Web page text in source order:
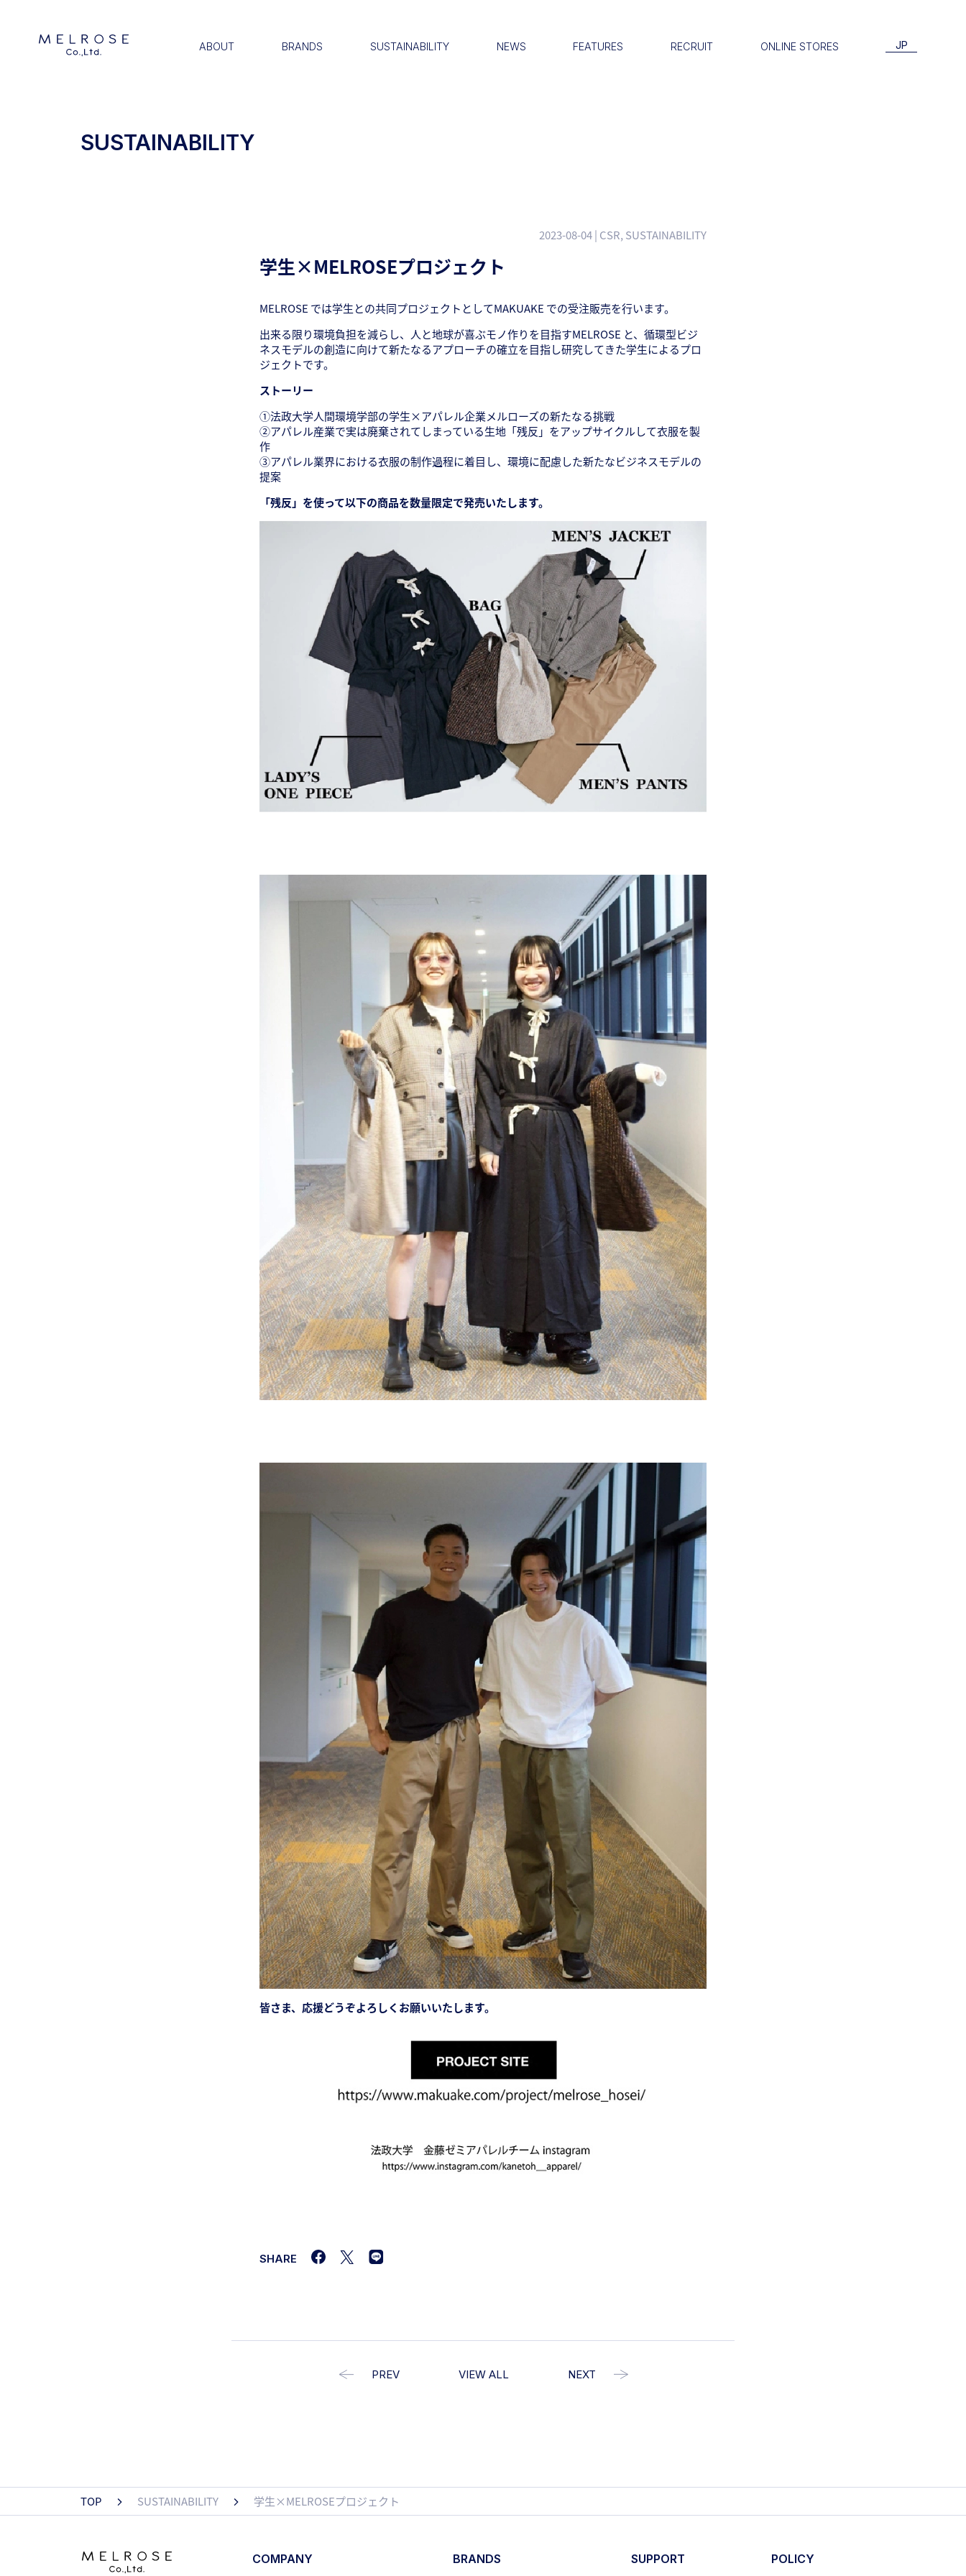
ABOUT BRANDS SUSTAINABILITY NEWS FEATURES RECRUIT ONLINE STORES JP
SUSTAINABILITY
2023-08-04| CSR, SUSTAINABILITY
学生×MELROSEプロジェクト
MELROSE では学生との共同プロジェクトとしてMAKUAKE での受注販売を行います。
出来る限り環境負担を減らし、人と地球が喜ぶモノ作りを目指すMELROSE と、循環型ビジ
ネスモデルの創造に向けて新たなるアプローチの確立を目指し研究してきた学生によるプロ
ジェクトです。
ストーリー
①法政大学人間環境学部の学生×アパレル企業メルローズの新たなる挑戦
②アパレル産業で実は廃棄されてしまっている生地「残反」をアップサイクルして衣服を製
作
③アパレル業界における衣服の制作過程に着目し、環境に配慮した新たなビジネスモデルの
提案
「残反」を使って以下の商品を数量限定で発売いたします。
皆さま、応援どうぞよろしくお願いいたします。
SHARE
PREV VIEW ALL NEXT
TOP SUSTAINABILITY 学生×MELROSEプロジェクト
COMPANY BRANDS SUPPORT POLICY